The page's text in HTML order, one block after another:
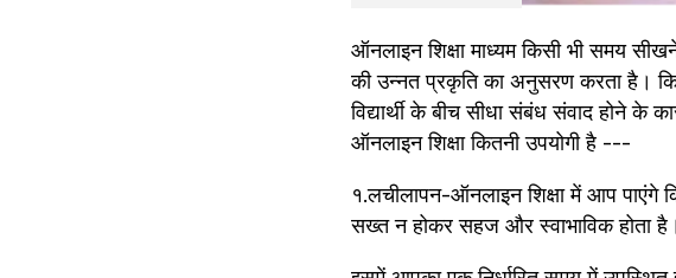
ऑनलाइन शिक्षा माध्यम किसी भी समय
की उन्नत प्रकृति का अनुसरण करता है।
विद्यार्थी के बीच सीधा संबंध संवाद होने
ऑनलाइन शिक्षा कितनी उपयोगी है ---
१.लचीलापन-ऑनलाइन शिक्षा में आप पाएंगे
सख्त न होकर सहज और स्वाभाविक होता है।